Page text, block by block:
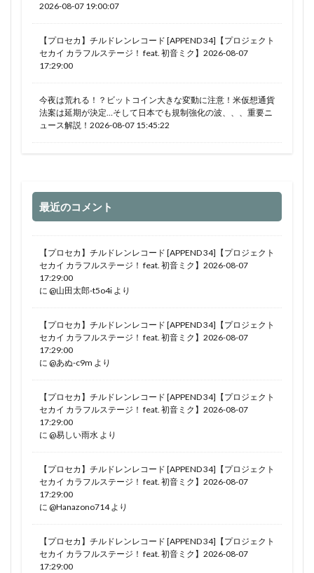
2026-08-07 19:00:07
【プロセカ】チルドレンレコード [APPEND 34]【プロジェクト
セカイ カラフルステージ！ feat. 初音ミク】2026-08-07
17:29:00
今夜は荒れる！？ビットコイン大きな変動に注意！米仮想通貨
法案は延期が決定…そして日本でも規制強化の波、、、重要ニ
ュース解説！2026-08-07 15:45:22
最近のコメント
【プロセカ】チルドレンレコード [APPEND 34]【プロジェクト
セカイ カラフルステージ！ feat. 初音ミク】2026-08-07
17:29:00
に @山田太郎-t5o4i より
【プロセカ】チルドレンレコード [APPEND 34]【プロジェクト
セカイ カラフルステージ！ feat. 初音ミク】2026-08-07
17:29:00
に @あぬ-c9m より
【プロセカ】チルドレンレコード [APPEND 34]【プロジェクト
セカイ カラフルステージ！ feat. 初音ミク】2026-08-07
17:29:00
に @易しい雨水 より
【プロセカ】チルドレンレコード [APPEND 34]【プロジェクト
セカイ カラフルステージ！ feat. 初音ミク】2026-08-07
17:29:00
に @Hanazono714より
【プロセカ】チルドレンレコード [APPEND 34]【プロジェクト
セカイ カラフルステージ！ feat. 初音ミク】2026-08-07
17:29:00